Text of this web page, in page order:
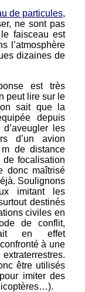
de particules,
ne sont pas
faisceau est
l’atmosphère
dizaines de
est très
peut lire sur le
on sait que la
depuis
les
d’un avion
de distance
focalisation
donc maîtrisé
Soulignons
imitant les
destinés
civiles en
de conflit,
en effet
à une
être utilisés
imiter des